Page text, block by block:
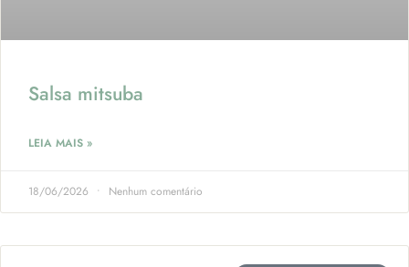
Salsa mitsuba
LEIA MAIS »
18/06/2026 Nenhum comentário